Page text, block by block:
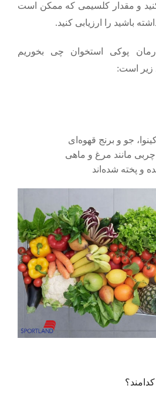
و مقدار کلسیمی که ممکن است
باشید را ارزیابی کنید.
پوکی استخوان چی بخوریم
زیر است:
جو و برنج قهوه‌ای
چربی مانند مرغ و ماهی
و پخته شده‌اند